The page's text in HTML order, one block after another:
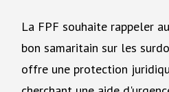
La FPF souhaite rappeler
bon samaritain sur les
offre une protection